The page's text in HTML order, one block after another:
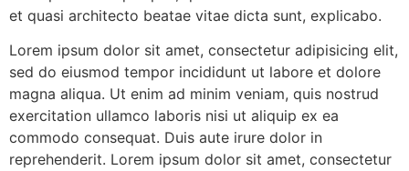
et quasi architecto beatae vitae dicta sunt, explicabo.
Lorem ipsum dolor sit amet, consectetur adipisicing elit,
sed do eiusmod tempor incididunt ut labore et dolore
magna aliqua. Ut enim ad minim veniam, quis nostrud
exercitation ullamco laboris nisi ut aliquip ex ea
commodo consequat. Duis aute irure dolor in
reprehenderit. Lorem ipsum dolor sit amet, consectetur